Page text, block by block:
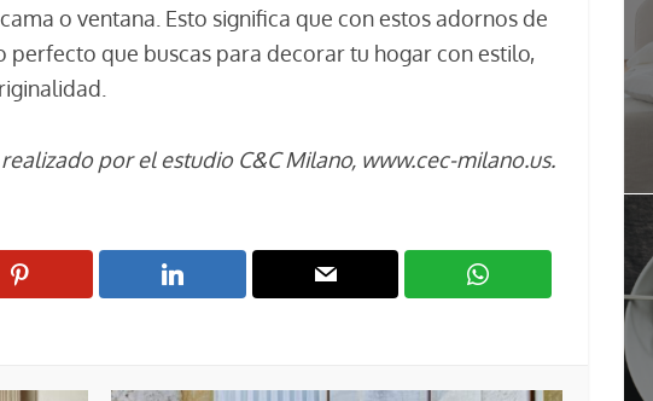
o ventana. Esto significa que con estos adornos de
perfecto que buscas para decorar tu hogar con estilo,
por el estudio C&C Milano, www.cec-milano.us.